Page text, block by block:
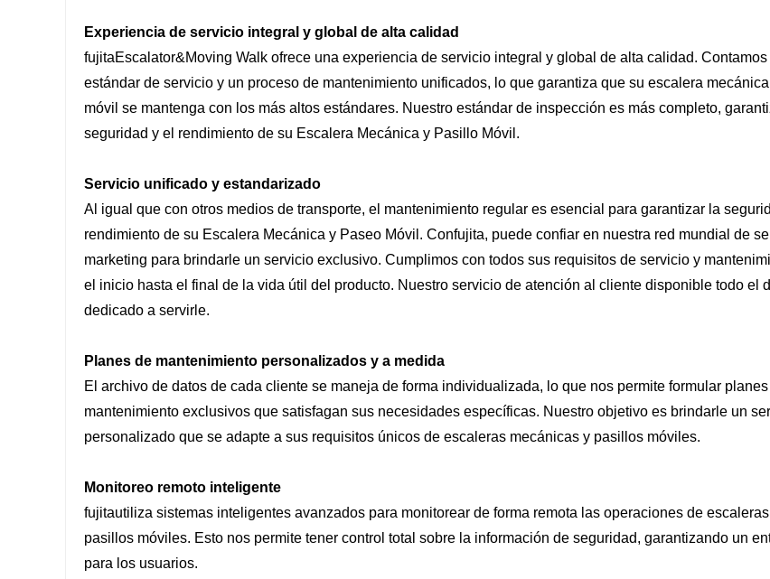
Experiencia de servicio integral y global de alta calidad
fujitaEscalator&Moving Walk ofrece una experiencia de servicio integral y global de alta calidad. Contamos
estándar de servicio y un proceso de mantenimiento unificados, lo que garantiza que su escalera
móvil se mantenga con los más altos estándares. Nuestro estándar de inspección es más completo,
seguridad y el rendimiento de su Escalera Mecánica y Pasillo Móvil.
Servicio unificado y estandarizado
Al igual que con otros medios de transporte, el mantenimiento regular es esencial para garantizar la
rendimiento de su Escalera Mecánica y Paseo Móvil. Confujita, puede confiar en nuestra red mundial de
marketing para brindarle un servicio exclusivo. Cumplimos con todos sus requisitos de servicio y
el inicio hasta el final de la vida útil del producto. Nuestro servicio de atención al cliente disponible todo el
dedicado a servirle.
Planes de mantenimiento personalizados y a medida
El archivo de datos de cada cliente se maneja de forma individualizada, lo que nos permite formular
mantenimiento exclusivos que satisfagan sus necesidades específicas. Nuestro objetivo es brindarle un
personalizado que se adapte a sus requisitos únicos de escaleras mecánicas y pasillos móviles.
Monitoreo remoto inteligente
fujitautiliza sistemas inteligentes avanzados para monitorear de forma remota las operaciones de
pasillos móviles. Esto nos permite tener control total sobre la información de seguridad, garantizando un
para los usuarios.